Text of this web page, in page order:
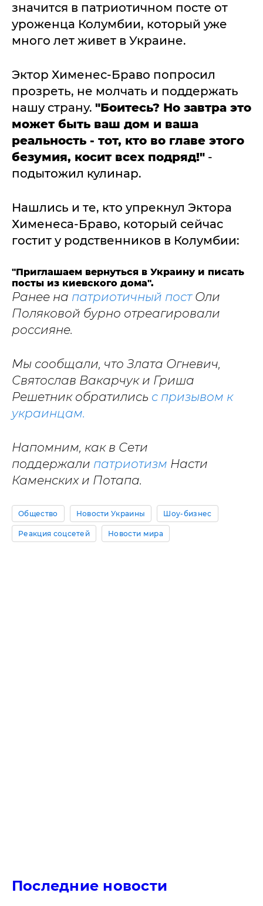
значится в патриотичном посте от
уроженца Колумбии, который уже
много лет живет в Украине.
Эктор Хименес-Браво попросил
прозреть, не молчать и поддержать
нашу страну. "Боитесь? Но завтра это
может быть ваш дом и ваша
реальность - тот, кто во главе этого
безумия, косит всех подряд!" -
подытожил кулинар.
Нашлись и те, кто упрекнул Эктора
Хименеса-Браво, который сейчас
гостит у родственников в Колумбии:
"Приглашаем вернуться в Украину и писать
посты из киевского дома".
Ранее на патриотичный пост Оли
Поляковой бурно отреагировали
россияне.
Мы сообщали, что Злата Огневич,
Святослав Вакарчук и Гриша
Решетник обратились с призывом к
украинцам.
Напомним, как в Сети
поддержали патриотизм Насти
Каменских и Потапа.
Общество Новости Украины Шоу-бизнес
Реакция соцсетей Новости мира
Последние новости